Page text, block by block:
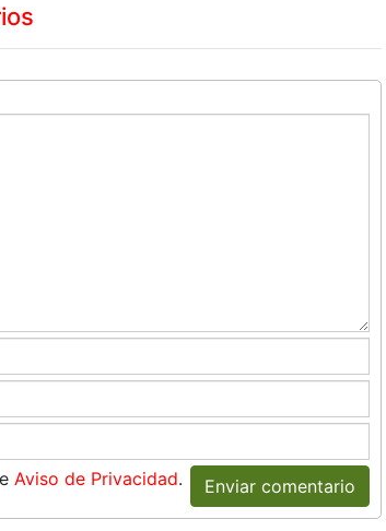
Aviso de Privacidad. Enviar comentario